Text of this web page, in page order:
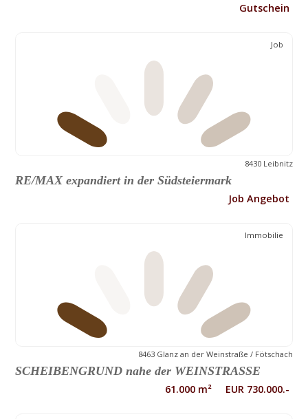
Gutschein
Job
8430 Leibnitz
RE/MAX expandiert in der Südsteiermark
Job Angebot
Immobilie
8463 Glanz an der Weinstraße / Fötschach
SCHEIBENGRUND nahe der WEINSTRASSE
61.000 m² EUR 730.000.-